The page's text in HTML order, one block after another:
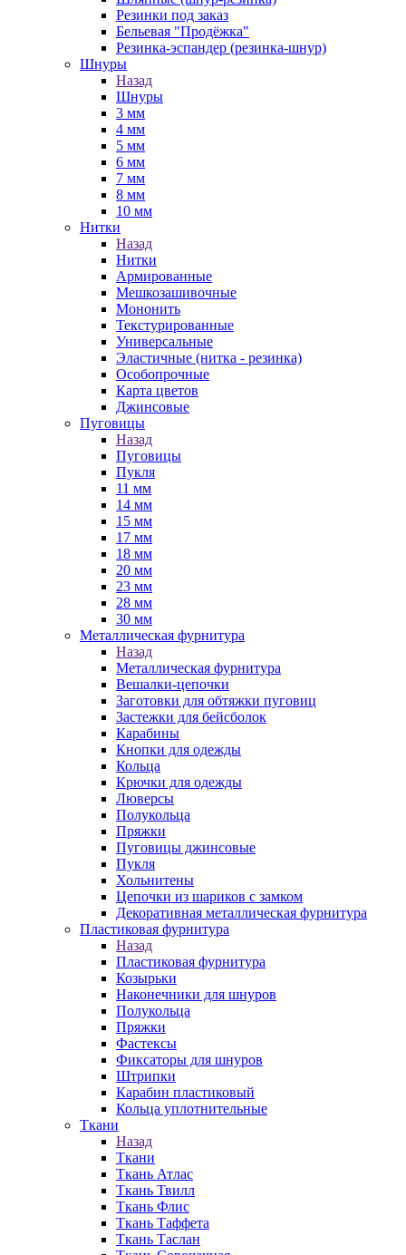
Резинки под заказ
Бельевая "Продёжка"
Резинка-эспандер (резинка-шнур)
Шнуры
Назад
Шнуры
3 мм
4 мм
5 мм
6 мм
7 мм
8 мм
10 мм
Нитки
Назад
Нитки
Армированные
Мешкозашивочные
Мононить
Текстурированные
Универсальные
Эластичные (нитка - резинка)
Особопрочные
Карта цветов
Джинсовые
Пуговицы
Назад
Пуговицы
Пукля
11 мм
14 мм
15 мм
17 мм
18 мм
20 мм
23 мм
28 мм
30 мм
Металлическая фурнитура
Назад
Металлическая фурнитура
Вешалки-цепочки
Заготовки для обтяжки пуговиц
Застежки для бейсболок
Карабины
Кнопки для одежды
Кольца
Крючки для одежды
Люверсы
Полукольца
Пряжки
Пуговицы джинсовые
Пукля
Хольнитены
Цепочки из шариков с замком
Декоративная металлическая фурнитура
Пластиковая фурнитура
Назад
Пластиковая фурнитура
Козырьки
Наконечники для шнуров
Полукольца
Пряжки
Фастексы
Фиксаторы для шнуров
Штрипки
Карабин пластиковый
Кольца уплотнительные
Ткани
Назад
Ткани
Ткань Атлас
Ткань Твилл
Ткань Флис
Ткань Таффета
Ткань Таслан